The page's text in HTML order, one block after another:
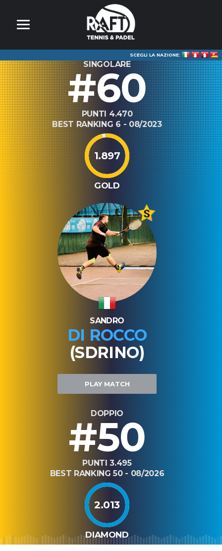
SCEGLI LA NAZIONE:
SINGOLARE
#60
PUNTI 4.470
BEST RANKING 6 - 08/2023
1.897
GOLD
SANDRO
DI ROCCO
(SDRINO)
PLAY MATCH
DOPPIO
#50
PUNTI 3.495
BEST RANKING 50 - 08/2026
2.013
DIAMOND